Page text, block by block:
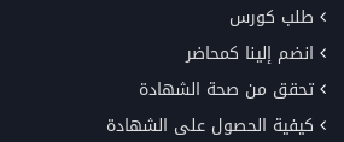
طلب كورس
انضم إلينا كمحاضر
تحقق من صحة الشهادة
كيفية الحصول على الشهادة